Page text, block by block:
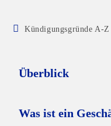
Kündigungsgründe A-Z
Überblick
Was ist ein